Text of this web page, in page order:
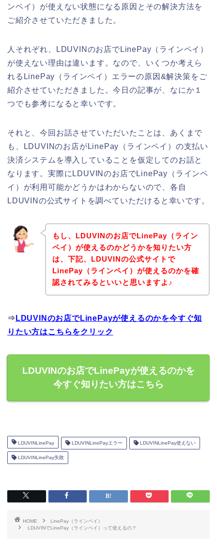
ンペイ）が使えない状態になる原因とその解決方法を
ご紹介させていただきました。
人それぞれ、LDUVINのお店でLinePay（ラインペイ）
が使えない理由は違います。なので、いくつか考えら
れるLinePay（ラインペイ）エラーの原因&解決策をご
紹介させていただきました。今日の記事が、なにか１
つでも参考になると幸いです。
それと、今回お話させていただいたことは、あくまで
も、LDUVINのお店がLinePay（ラインペイ）の支払い
決済システムを導入していることを仮定してのお話と
なります。実際にLDUVINのお店でLinePay（ラインペ
イ）が利用可能かどうかはわからないので、各自
LDUVINの公式サイトを調べていただけると幸いです。
もし、LDUVINのお店でLinePay（ライン
ペイ）が使えるのかどうかを知りたい方
は、下記、LDUVINの公式サイトで
LinePay（ラインペイ）が使えるのかを確
認されてみるといいと思いますよ♪
⇒ LDUVINのお店でLinePayが使えるのかを今すぐ知
りたい方はこちらをクリック
LDUVINのお店でLinePayが使えるのかを
今すぐ知りたい方はこちら
LDUVINLinePay LDUVINLinePayエラー LDUVINLinePay使えない
LDUVINLinePay失敗
HOME
LinePay（ラインペイ）
LDUVINでLinePay（ラインペイ）って使えるの？